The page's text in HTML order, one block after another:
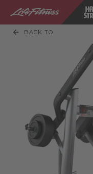
BACK TO